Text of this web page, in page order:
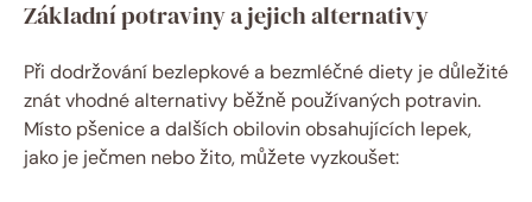
Základní potraviny a jejich alternativy
Při dodržování bezlepkové a bezmléčné diety je důležité
znát vhodné alternativy běžně používaných potravin.
Místo pšenice a dalších obilovin obsahujících lepek,
jako je ječmen nebo žito, můžete vyzkoušet: